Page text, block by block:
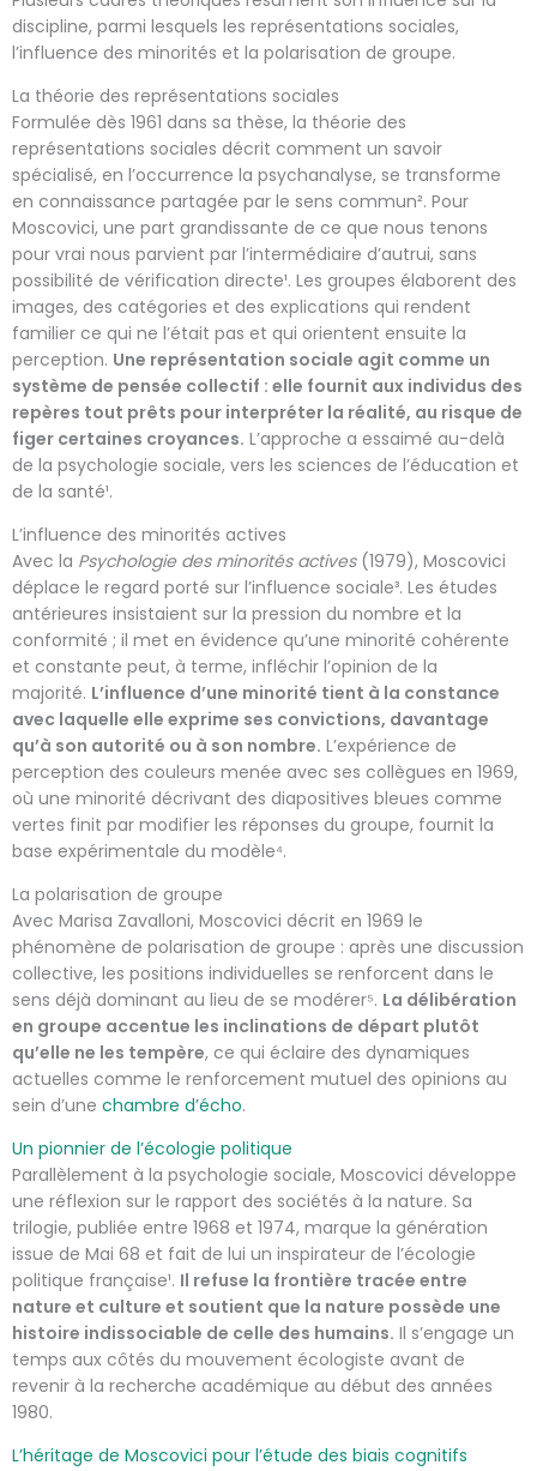
discipline, parmi lesquels les représentations sociales,
l’influence des minorités et la polarisation de groupe.
La théorie des représentations sociales
Formulée dès 1961 dans sa thèse, la théorie des
représentations sociales décrit comment un savoir
spécialisé, en l’occurrence la psychanalyse, se transforme
en connaissance partagée par le sens commun². Pour
Moscovici, une part grandissante de ce que nous tenons
pour vrai nous parvient par l’intermédiaire d’autrui, sans
possibilité de vérification directe¹. Les groupes élaborent des
images, des catégories et des explications qui rendent
familier ce qui ne l’était pas et qui orientent ensuite la
perception. Une représentation sociale agit comme un
système de pensée collectif : elle fournit aux individus des
repères tout prêts pour interpréter la réalité, au risque de
figer certaines croyances. L’approche a essaimé au-delà
de la psychologie sociale, vers les sciences de l’éducation et
de la santé¹.
L’influence des minorités actives
Avec la Psychologie des minorités actives(1979), Moscovici
déplace le regard porté sur l’influence sociale³. Les études
antérieures insistaient sur la pression du nombre et la
conformité ; il met en évidence qu’une minorité cohérente
et constante peut, à terme, infléchir l’opinion de la
majorité. L’influence d’une minorité tient à la constance
avec laquelle elle exprime ses convictions, davantage
qu’à son autorité ou à son nombre. L’expérience de
perception des couleurs menée avec ses collègues en 1969,
où une minorité décrivant des diapositives bleues comme
vertes finit par modifier les réponses du groupe, fournit la
base expérimentale du modèle⁴.
La polarisation de groupe
Avec Marisa Zavalloni, Moscovici décrit en 1969 le
phénomène de polarisation de groupe : après une discussion
collective, les positions individuelles se renforcent dans le
sens déjà dominant au lieu de se modérer⁵. La délibération
en groupe accentue les inclinations de départ plutôt
qu’elle ne les tempère, ce qui éclaire des dynamiques
actuelles comme le renforcement mutuel des opinions au
sein d’une chambre d’écho.
Un pionnier de l’écologie politique
Parallèlement à la psychologie sociale, Moscovici développe
une réflexion sur le rapport des sociétés à la nature. Sa
trilogie, publiée entre 1968 et 1974, marque la génération
issue de Mai 68 et fait de lui un inspirateur de l’écologie
politique française¹. Il refuse la frontière tracée entre
nature et culture et soutient que la nature possède une
histoire indissociable de celle des humains. Il s’engage un
temps aux côtés du mouvement écologiste avant de
revenir à la recherche académique au début des années
1980.
L’héritage de Moscovici pour l’étude des biais cognitifs